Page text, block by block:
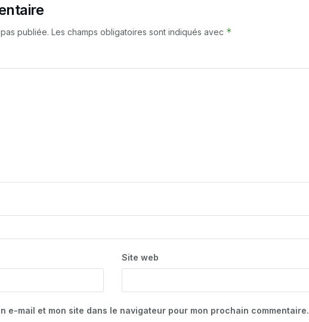
publiée. Les champs obligatoires sont indiqués avec *
Site web
e-mail et mon site dans le navigateur pour mon prochain commentaire.